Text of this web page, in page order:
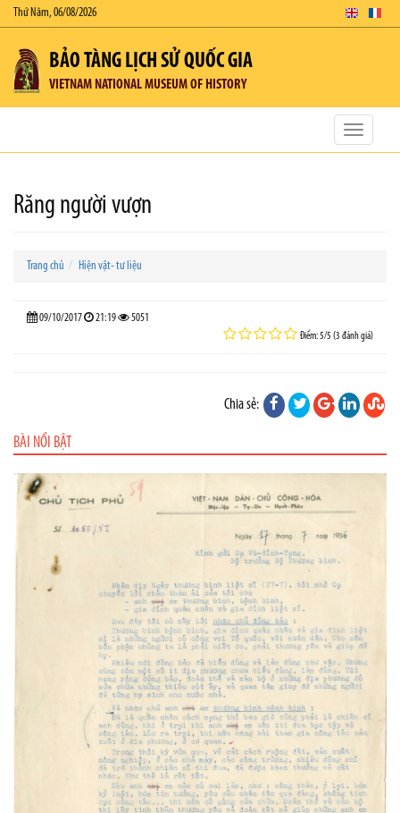
Thứ Năm, 06/08/2026
BẢO TÀNG LỊCH SỬ QUỐC GIA
VIETNAM NATIONAL MUSEUM OF HISTORY
Toggle
Răng người vượn
Trang chủ Hiện vật- tư liệu
09/10/2017 21:19 5051
Điểm: 5/5 (3 đánh giá)
Chia sẻ:
BÀI NỔI BẬT